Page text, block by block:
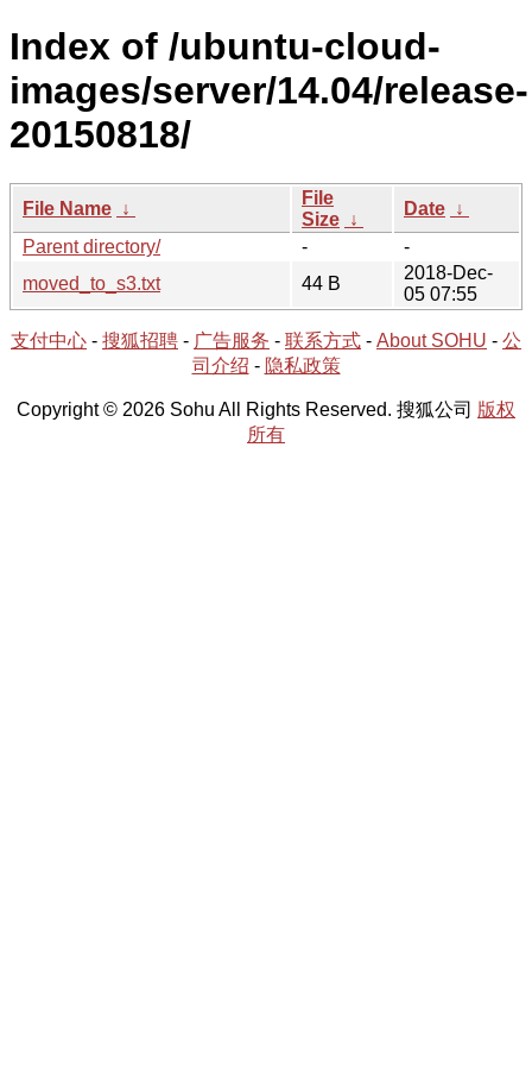
Index of /ubuntu-cloud-
images/server/14.04/release-
20150818/
File Name ↓
File
Size ↓
Date ↓
Parent directory/
-
-
moved_to_s3.txt
44 B
2018-Dec-
05 07:55
支付中心 - 搜狐招聘 - 广告服务 - 联系方式 - About SOHU - 公
司介绍 - 隐私政策
Copyright © 2026 Sohu All Rights Reserved. 搜狐公司 版权
所有